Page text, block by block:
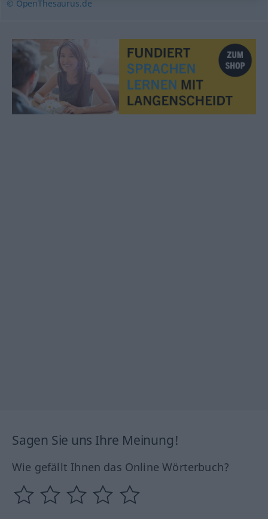
© OpenThesaurus.de
Sagen Sie uns Ihre Meinung!
Wie gefällt Ihnen das Online Wörterbuch?